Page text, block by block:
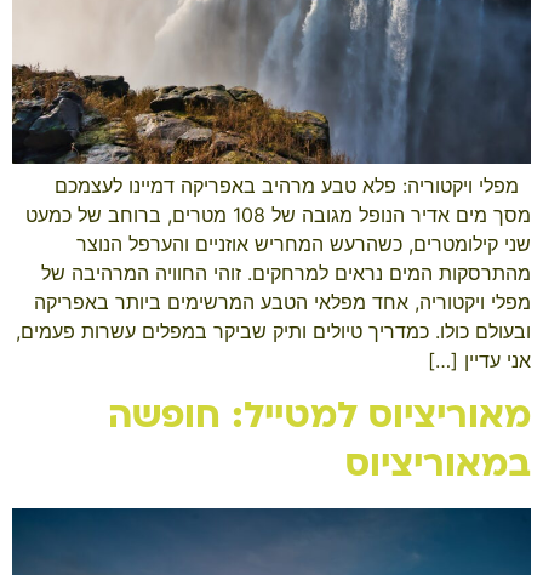
​ ​ מפלי ויקטוריה: פלא טבע מרהיב באפריקה דמיינו לעצמכם
מסך מים אדיר הנופל מגובה של 108 מטרים, ברוחב של כמעט
שני קילומטרים, כשהרעש המחריש אוזניים והערפל הנוצר
מהתרסקות המים נראים למרחקים. זוהי החוויה המרהיבה של
מפלי ויקטוריה, אחד מפלאי הטבע המרשימים ביותר באפריקה
ובעולם כולו. כמדריך טיולים ותיק שביקר במפלים עשרות פעמים,
אני עדיין […]
מאוריציוס למטייל: חופשה
במאוריציוס